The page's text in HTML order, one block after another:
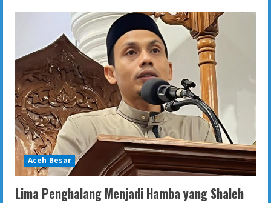
Aceh Besar
Lima Penghalang Menjadi Hamba yang Shaleh